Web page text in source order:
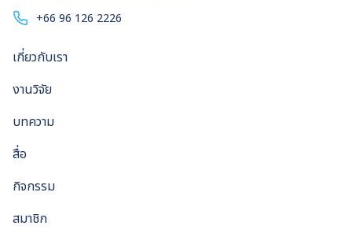
+66 96 126 2226
เกี่ยวกับเรา
งานวิจัย
บทความ
สื่อ
กิจกรรม
สมาชิก